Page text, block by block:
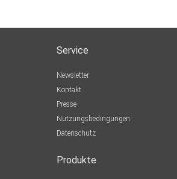
Service
Newsletter
Kontakt
Presse
Nutzungsbedingungen
Datenschutz
Produkte